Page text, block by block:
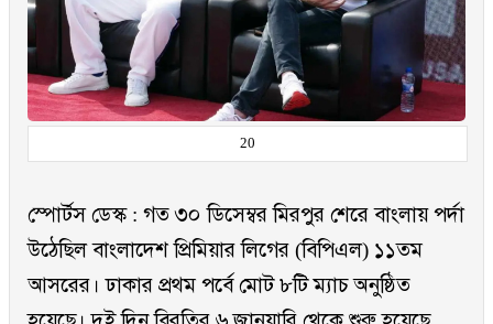
20
স্পোর্টস ডেস্ক : গত ৩০ ডিসেম্বর মিরপুর শেরে বাংলায় পর্দা
উঠেছিল বাংলাদেশ প্রিমিয়ার লিগের (বিপিএল) ১১তম
আসরের। ঢাকার প্রথম পর্বে মোট ৮টি ম্যাচ অনুষ্ঠিত